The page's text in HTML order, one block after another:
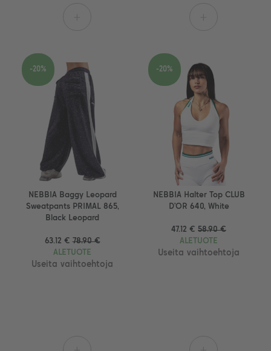
NEBBIA Baggy Leopard
Sweatpants PRIMAL 865,
Black Leopard
63.12 € 78.90 €
ALETUOTE
Useita vaihtoehtoja
-20%
NEBBIA Halter Top CLUB
D’OR 640, White
47.12 € 58.90 €
ALETUOTE
Useita vaihtoehtoja
-20%